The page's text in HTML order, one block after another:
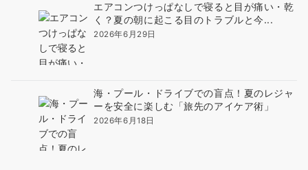
エアコンつけっぱなしで寝ると目が痛い・乾
く？夏の朝に起こる目のトラブルと今...
2026年6月29日
海・プール・ドライブでの盲点！夏のレジャ
ーを安全に楽しむ「旅先のアイケア術」
2026年6月18日